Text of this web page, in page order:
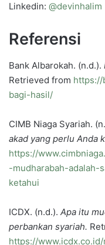
Linkedin: @devinhalim
Referensi
Bank Albarokah. (n.d.).
Retrieved from https://
bagi-hasil/
CIMB Niaga Syariah.
akad yang perlu Anda
https://
-mudharabah-adalah-
ketahui
ICDX. (n.d.). Apa itu
perbankan syariah.
https://